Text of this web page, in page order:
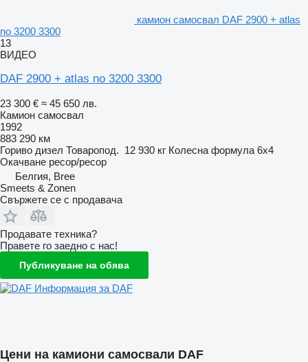
камион самосвал DAF 2900 + atlas
no 3200 3300
13
ВИДЕО
DAF 2900 + atlas no 3200 3300
23 300 € ≈ 45 650 лв.
Камион самосвал
1992
883 290 км
Гориво дизел Товаропод. 12 930 кг Колесна формула 6x4
Окачване ресор/ресор
Белгия, Bree
Smeets & Zonen
Свържете се с продавача
Продавате техника?
Правете го заедно с нас!
Публикуване на обява
Информация за DAF
Цени на камиони самосвали DAF